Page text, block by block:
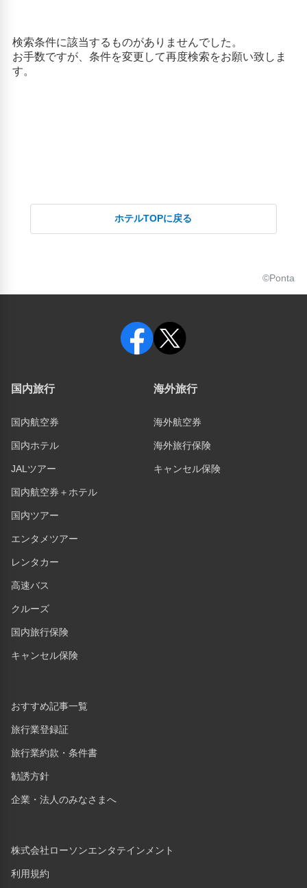
ホテルTOPに戻る
©Ponta
国内旅行
国内航空券
国内ホテル
JALツアー
国内航空券＋ホテル
国内ツアー
エンタメツアー
レンタカー
高速バス
クルーズ
国内旅行保険
キャンセル保険
海外旅行
海外航空券
海外旅行保険
キャンセル保険
おすすめ記事一覧
旅行業登録証
旅行業約款・条件書
勧誘方針
企業・法人のみなさまへ
株式会社ローソンエンタテインメント
利用規約